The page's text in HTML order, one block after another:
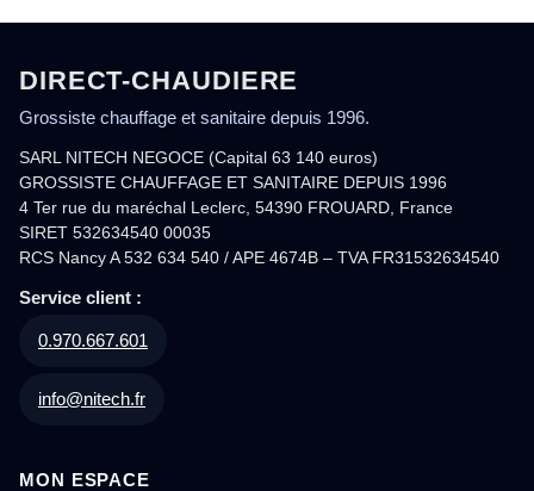
DIRECT-CHAUDIERE
Grossiste chauffage et sanitaire depuis 1996.
SARL NITECH NEGOCE (Capital 63 140 euros)
GROSSISTE CHAUFFAGE ET SANITAIRE DEPUIS 1996
4 Ter rue du maréchal Leclerc, 54390 FROUARD, France
SIRET 532634540 00035
RCS Nancy A 532 634 540 / APE 4674B – TVA FR31532634540
Service client :
0.970.667.601
info@nitech.fr
MON ESPACE